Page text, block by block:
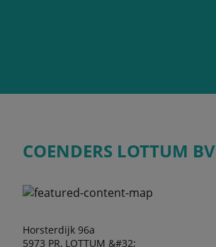
COENDERS LOTTUM BV
Horsterdijk 96a
5973 PR, LOTTUM &#32;